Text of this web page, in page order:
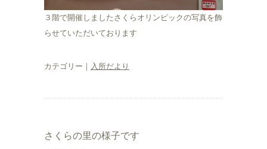
３階で開催しましたさくらオリンピックの写真を飾
らせていただいております
カテゴリー｜ 入所だより
さくらの里の様子です